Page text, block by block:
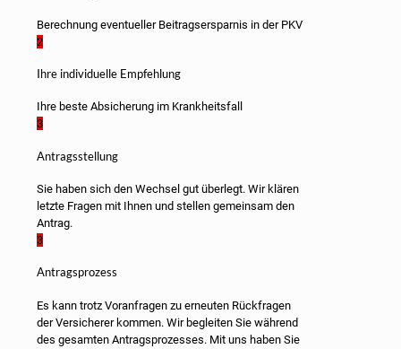
Berechnung eventueller Beitragsersparnis in der PKV
2
Ihre individuelle Empfehlung
Ihre beste Absicherung im Krankheitsfall
3
Antragsstellung
Sie haben sich den Wechsel gut überlegt. Wir klären
letzte Fragen mit Ihnen und stellen gemeinsam den
Antrag.
3
Antragsprozess
Es kann trotz Voranfragen zu erneuten Rückfragen
der Versicherer kommen. Wir begleiten Sie während
des gesamten Antragsprozesses. Mit uns haben Sie